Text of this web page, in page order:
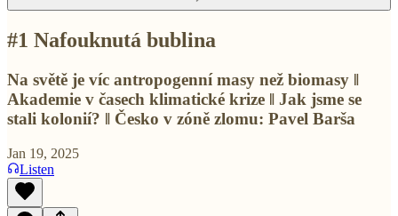
#1 Nafouknutá bublina
Na světě je víc antropogenní masy než biomasy ‖
Akademie v časech klimatické krize ‖ Jak jsme se
stali kolonií? ‖ Česko v zóně zlomu: Pavel Barša
Jan 19, 2025
Listen